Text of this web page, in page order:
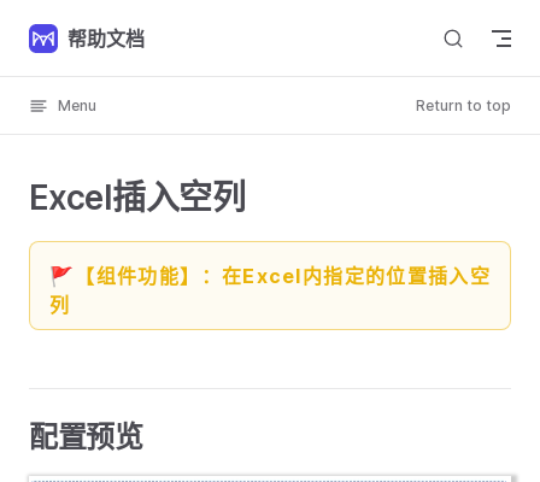
Skip to content
帮助文档
Menu Return to top
Excel插入空列
🚩【组件功能】：在Excel内指定的位置插入空
列
配置预览